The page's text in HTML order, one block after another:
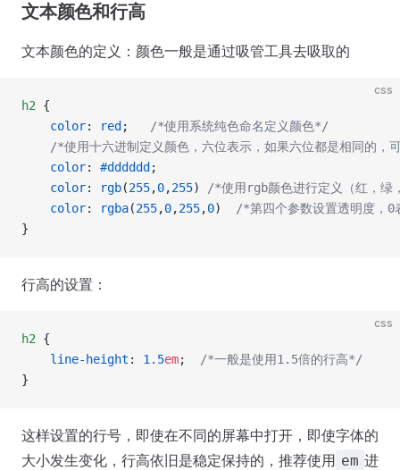
文本颜色和行高
文本颜色的定义：颜色一般是通过吸管工具去吸取的
css
h2 {
    color
: red ;
/*使用系统纯色命名定义颜色*/
/*使用十六进制定义颜色，六位表示，如果六位都是相同的，
    color
: #dddddd ;
    color
: rgb(255,0,255)
/*使用rgb颜色进行定义（红，绿
    color
: rgba(255,0,255,0)
/*第四个参数设置透明度，
}
行高的设置：
css
h2 {
    line-height
: 1.5em;
/*一般是使用1.5倍的行高*/
}
这样设置的行号，即使在不同的屏幕中打开，即使字体的
大小发生变化，行高依旧是稳定保持的，推荐使用 em 进